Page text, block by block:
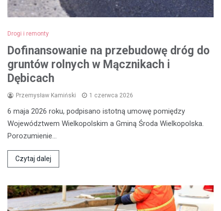
Drogi i remonty
Dofinansowanie na przebudowę dróg do
gruntów rolnych w Mącznikach i
Dębicach
Przemysław Kamiński 1 czerwca 2026
6 maja 2026 roku, podpisano istotną umowę pomiędzy
Województwem Wielkopolskim a Gminą Środa Wielkopolska.
Porozumienie…
Czytaj dalej